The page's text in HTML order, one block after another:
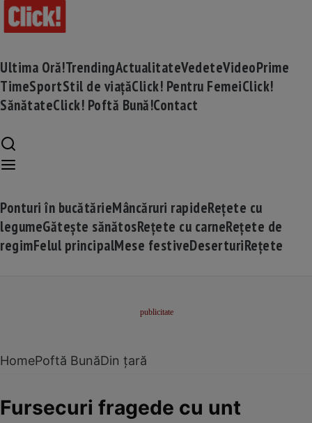
Ultima Oră!TrendingActualitateVedeteVideoPrime
TimeSportStil de viațăClick! Pentru FemeiClick!
SănătateClick! Poftă Bună!Contact
Ponturi în bucătărieMâncăruri rapideRețete cu
legumeGătește sănătosRețete cu carneRețete de
regimFelul principalMese festiveDeserturiRețete
HomePoftă BunăDin țară
Fursecuri fragede cu unt